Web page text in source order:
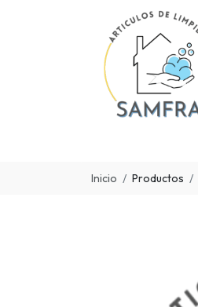
Inicio Productos